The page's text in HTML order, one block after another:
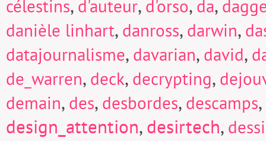
célestins, d'auteur, d'orso, da,
danièle linhart, danross, darwin,
datajournalisme, davarian, david,
de_warren, deck, decrypting,
demain, des, desbordes, descamps,
design_attention,desirtech,